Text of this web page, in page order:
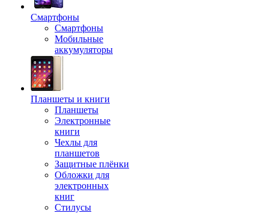
Смартфоны
Смартфоны
Мобильные
аккумуляторы
Планшеты и книги
Планшеты
Электронные
книги
Чехлы для
планшетов
Защитные плёнки
Обложки для
электронных
книг
Стилусы